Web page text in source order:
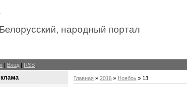
народный портал
| Вход | RSS
Главная »2016 » Ноябрь » 13